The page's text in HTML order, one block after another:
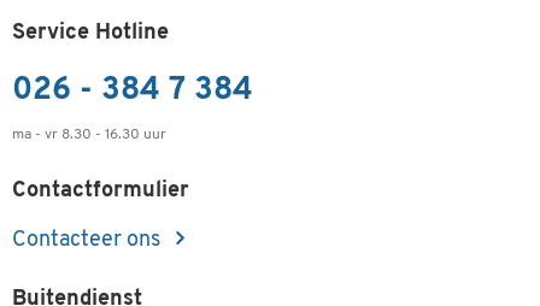
Service Hotline
026 - 384 7 384
ma - vr 8.30 - 16.30 uur
Contactformulier
Contacteer ons
Buitendienst